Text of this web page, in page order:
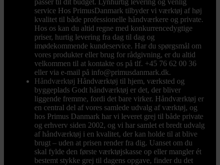
passer til dit budget. Lynhurtig levering og venlig
service Hos PrimusDanmark tilbyder vi værktøj af høj
kvalitet til både professionelle håndværkere og private.
Hos os kan du altid regne med konkurrencedygtige
priser, hurtig levering fra dag til dag og
imødekommende kundeservice. Har du spørgsmål om
vores produkter eller brug for rådgivning, er du altid
velkommen til at kontakte os på tlf. +45 76 62 00 36
eller via e-mail på info@primusdanmark.dk.
Håndværktøj Håndværktøj til hjem, værksted og
byggeplads Godt håndværktøj er det, der bliver
liggende fremme, fordi det bare virker. Håndværktøj er
en central del af vores samlede udvalg af værktøj, og
hos Primus Danmark har vi leveret grej til både private
og erhverv siden 2002, og vi har samlet et bredt udvalg
af håndværktøj i en kvalitet, der kan holde til at blive
brugt – uden at prisen render fra dig. Uanset om du
skal fylde den første værktøjskasse op eller mangler ét
bestemt stykke grej til dagens opgave, finder du det